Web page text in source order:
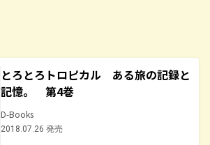
とろとろトロピカル ある旅の記録と
記憶。 第4巻
D-Books
2018.07.26 発売